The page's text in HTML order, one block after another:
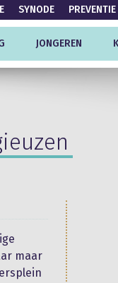
SYNODE PREVENTIE
JONGEREN
maar